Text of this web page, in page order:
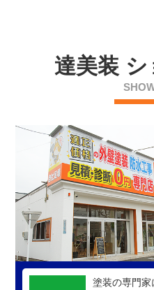
達美装
塗装の専門家